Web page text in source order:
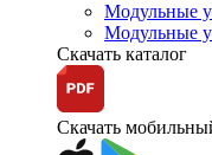
Модульные
Модульные
Скачать каталог
Скачать